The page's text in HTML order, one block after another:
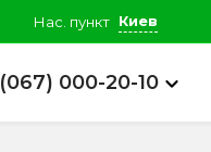
Нас. пункт Киев
(067) 000-20-10